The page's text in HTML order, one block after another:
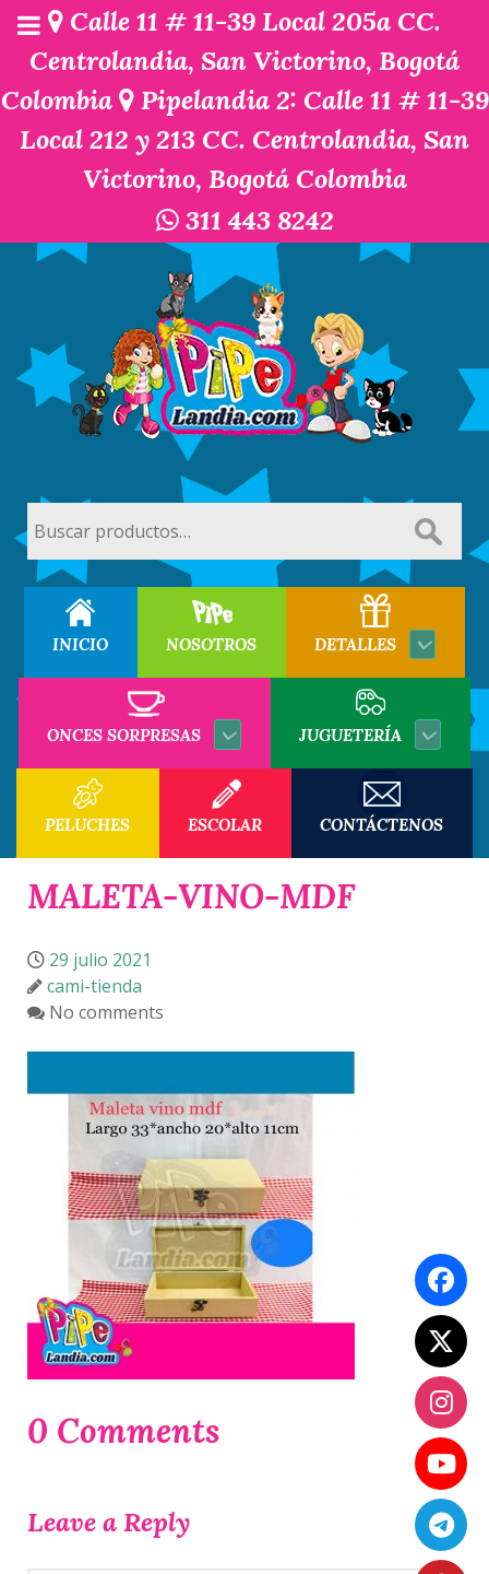
Calle 11 # 11-39 Local 205a CC.
Centrolandia, San Victorino, Bogotá
Colombia
Pipelandia 2: Calle 11 # 11-39
Local 212 y 213 CC. Centrolandia, San
Victorino, Bogotá Colombia
311 443 8242
por:
INICIO NOSOTROS DETALLES
ONCES SORPRESAS JUGUETERÍA
PELUCHES ESCOLAR CONTÁCTENOS
MALETA-VINO-MDF
29 julio 2021
cami-tienda
No comments
0 Comments
Leave a Reply